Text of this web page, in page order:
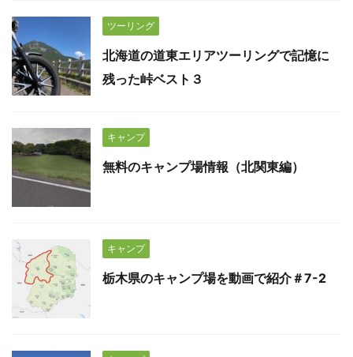
ツーリング
北海道の道東エリアツーリングで記憶に
残った峠ベスト３
キャンプ
無料のキャンプ場情報（北関東編）
キャンプ
栃木県のキャンプ場を動画で紹介＃7-2